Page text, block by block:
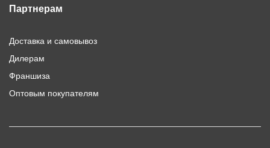
Партнерам
Доставка и самовывоз
Дилерам
Франшиза
Оптовым покупателям